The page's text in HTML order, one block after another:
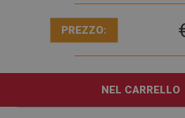
PREZZO:
NEL CARRELLO